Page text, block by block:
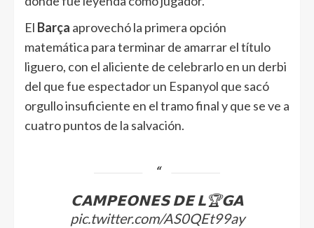
El Barça aprovechó la primera opción
matemática para terminar de amarrar el título
liguero, con el aliciente de celebrarlo en un derbi
del que fue espectador un Espanyol que sacó
orgullo insuficiente en el tramo final y que se ve a
cuatro puntos de la salvación.
𝗖𝗔𝗠𝗣𝗘𝗢𝗡𝗘𝗦 𝗗𝗘 𝗟🏆𝗚𝗔
pic.twitter.com/AS0QEt99ay